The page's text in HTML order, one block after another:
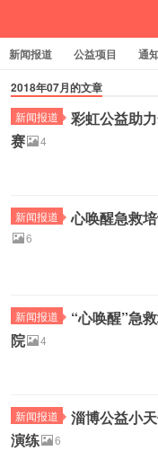
新闻报道 公益项目 通
2018年07月的文章
新闻报道
彩虹公益助
赛
4
新闻报道 心唤醒急救
6
新闻报道
“心唤醒”急
院
4
新闻报道
淄博公益小
演练
6